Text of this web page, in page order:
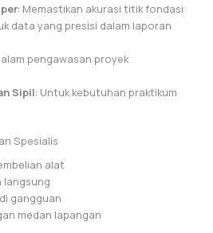
: Memastikan akurasi titik fondasi
data yang presisi dalam laporan
pengawasan proyek
Sipil: Untuk kebutuhan praktikum
Spesialis
alat
langsung
gangguan
medan lapangan